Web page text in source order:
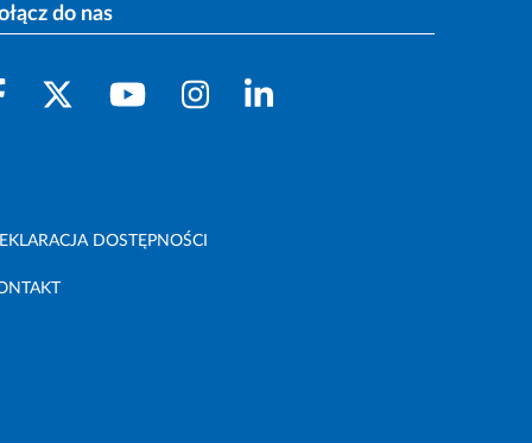
do nas
DOSTĘPNOŚCI